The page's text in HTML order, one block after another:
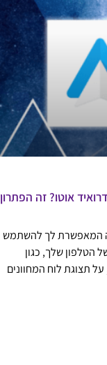
אוטו? זה הפתרון
המאפשרת לך להשתמש
הטלפון שלך, כגון
תצוגת לוח המחוונים